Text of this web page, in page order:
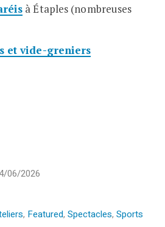
à Étaples (nombreuses
et vide-greniers
06/2026
, Featured,Spectacles,Sports